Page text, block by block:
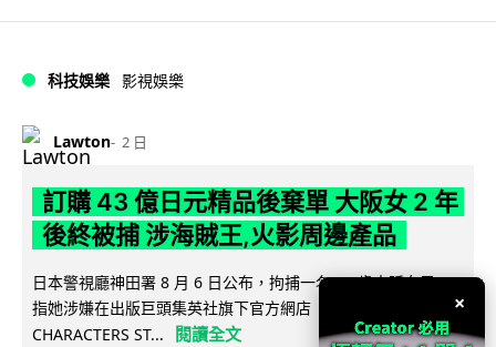
科技娛樂 影視娛樂
Lawton 2 日
訂購 43 億日元精品後棄單 大阪女 2 年
後終被捕 涉海賊王,火影周邊產品
日本警視廳神田署 8 月 6 日公布，拘捕一名 32 歲大阪女子，
指她涉嫌在出版巨頭集英社旗下官方網店「JUMP
CHARACTERS ST...
閱讀全文
×